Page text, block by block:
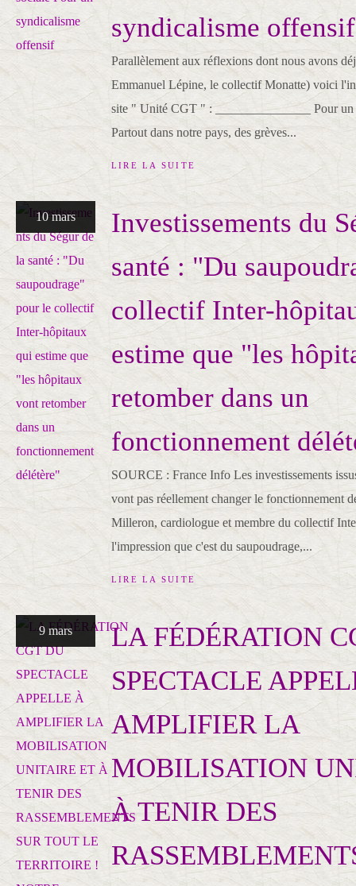
syndicalisme offensif
Parallèlement aux réflexions dont nous avons
Emmanuel Lépine, le collectif Monatte) voici
site " Unité CGT " : _______________ Pour
Partout dans notre pays, des grèves...
LIRE LA SUITE
10 mars
Investissements du
santé : "Du
collectif Inter-
estime que "les
retomber dans un
fonctionnement
SOURCE : France Info Les investissements
vont pas réellement changer le fonctionnement
Milleron, cardiologue et membre du collectif
l'impression que c'est du saupoudrage,...
LIRE LA SUITE
9 mars
LA FÉDÉRATION
SPECTACLE
AMPLIFIER LA
MOBILISATION
À TENIR DES